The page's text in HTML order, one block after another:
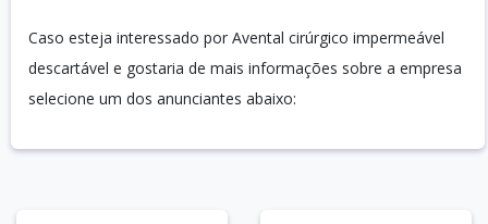
Caso esteja interessado por Avental cirúrgico impermeável
descartável e gostaria de mais informações sobre a empresa
selecione um dos anunciantes abaixo: